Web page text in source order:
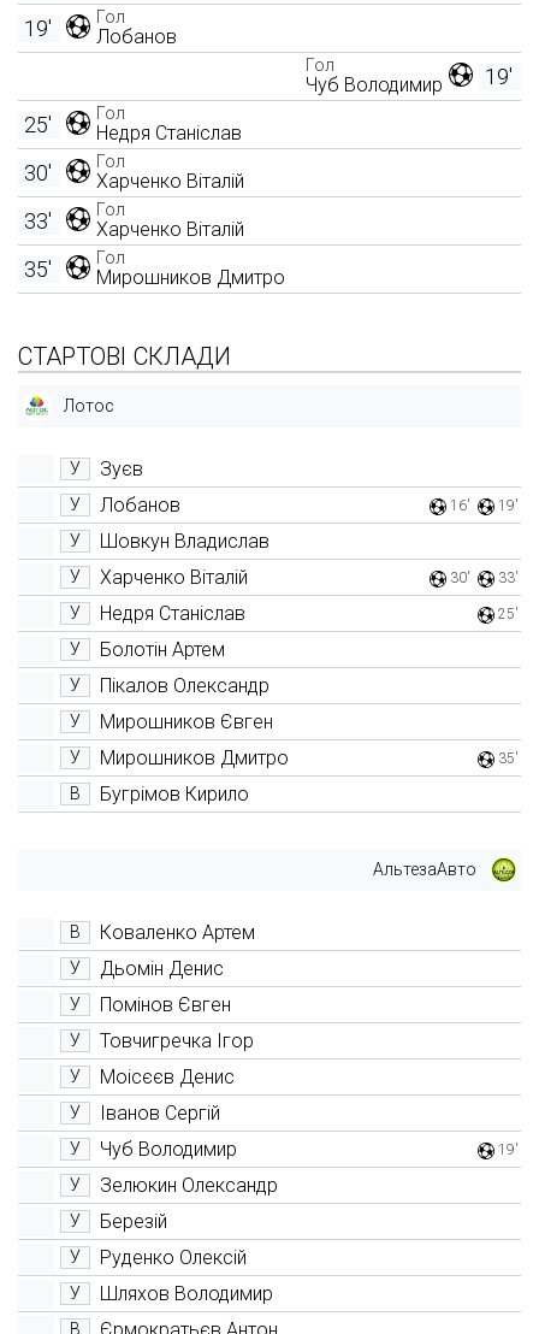
Гол
Лобанов
19'
19'
Гол
Чуб Володимир
Гол
Недря Станіслав
25'
Гол
Харченко Віталій
30'
Гол
Харченко Віталій
33'
Гол
Мирошников Дмитро
35'
СТАРТОВІ СКЛАДИ
Лотос
У Зуєв
У Лобанов 16' 19'
У Шовкун Владислав
У Харченко Віталій 30' 33'
У Недря Станіслав 25'
У Болотін Артем
У Пікалов Олександр
У Мирошников Євген
У Мирошников Дмитро 35'
В Бугрімов Кирило
АльтезаАвто
В Коваленко Артем
У Дьомін Денис
У Помінов Євген
У Товчигречка Ігор
У Моісєєв Денис
У Іванов Сергій
У Чуб Володимир 19'
У Зелюкин Олександр
У Березій
У Руденко Олексій
У Шляхов Володимир
В Єрмократьєв Антон